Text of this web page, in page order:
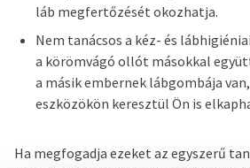
láb megfertőzését okozhatja.
Nem tanácsos a kéz- és
a körömvágó ollót másokkal
a másik embernek lábgombája
eszközökön keresztül Ön is
Ha megfogadja ezeket az egyszerű